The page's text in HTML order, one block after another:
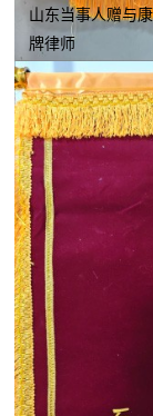
山东当事人赠与
牌律师